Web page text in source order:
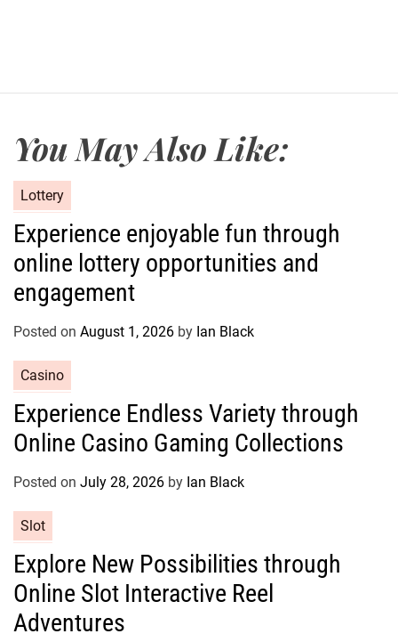
You May Also Like:
a
e
o
r
s
Lottery
Experience enjoyable fun through
online lottery opportunities and
engagement
Posted on August 1, 2026 by Ian Black
a
e
o
e
s
Casino
Experience Endless Variety through
Online Casino Gaming Collections
Posted on July 28, 2026 by Ian Black
a
e
g
o
Slot
Explore New Possibilities through
Online Slot Interactive Reel
Adventures